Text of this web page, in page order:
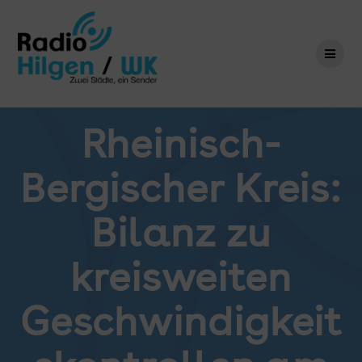
springen
Rheinisch-
Bergischer Kreis:
Bilanz zu
kreisweiten
Geschwindigkeit